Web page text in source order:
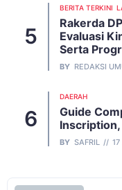
BERITA TERKINI
Rakerda
Evaluasi
Serta
BY REDAKSI
DAERAH
Guide
BY SAFRIL